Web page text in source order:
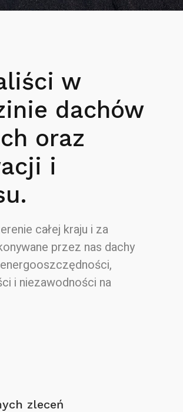
w
dachów
oraz
i
całej kraju i za
przez nas dachy
i niezawodności na
zleceń